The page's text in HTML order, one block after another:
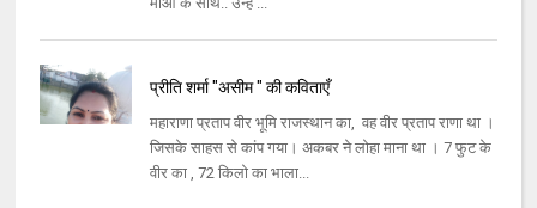
प्रीति शर्मा "असीम " की कविताएँ
महाराणा प्रताप वीर भूमि राजस्थान का, वह वीर प्रताप राणा था ।
जिसके साहस से कांप गया। अकबर ने लोहा माना था । 7 फुट के
वीर का , 72 किलो का भाला...